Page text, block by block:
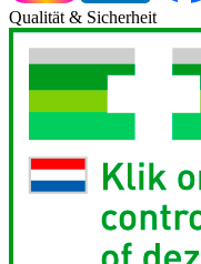
Qualität & Sicherheit